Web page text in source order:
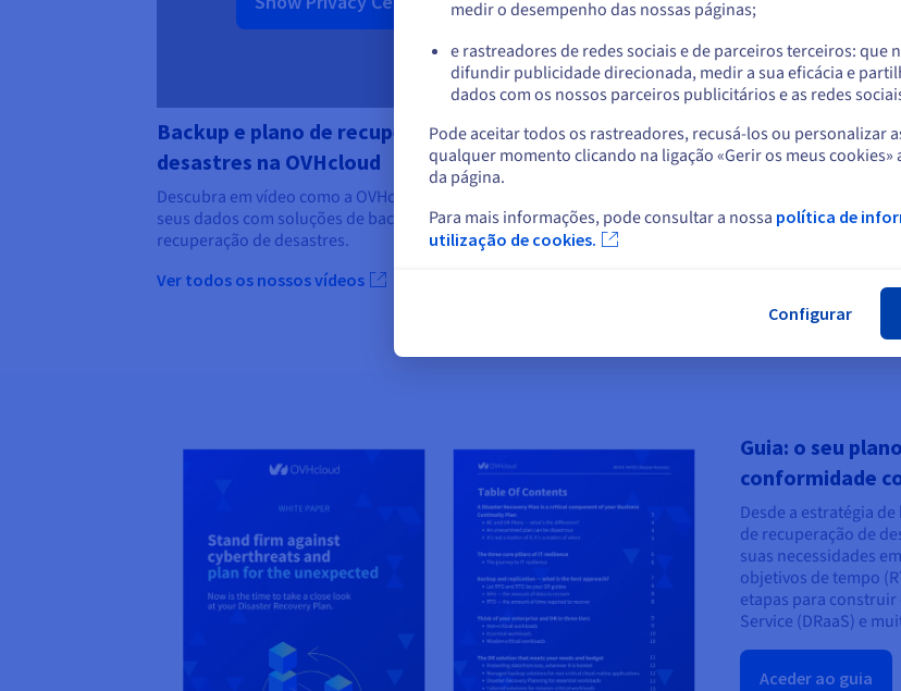
Backup e plano de recuperação de
desastres na OVHcloud
Descubra em vídeo como a OVHcloud protege os
seus dados com soluções de backup e de
recuperação de desastres.
Testemunhos de clientes
Como os clientes de ARS ganham em
OVHcloud.
Ver todos os nossos vídeos
Guia: o seu
conformidade
Desde a estratégia
de recuperação de
suas necessidades
objetivos de tempo
etapas para construir
Service (DRaaS) e
Aceder ao guia
ou
Ficar no website atual
Selecionar outro website
medir o desempenho das nossas páginas;
e rastreadores de redes sociais e de parceiros terceiros: que
difundir publicidade direcionada, medir a sua eficácia e
dados com os nossos parceiros publicitários e as redes
Pode aceitar todos os rastreadores, recusá-los ou personalizar
qualquer momento clicando na ligação «Gerir os meus cookies»
da página.
Para mais informações, pode consultar a nossa política de
utilização de cookies.
Configurar